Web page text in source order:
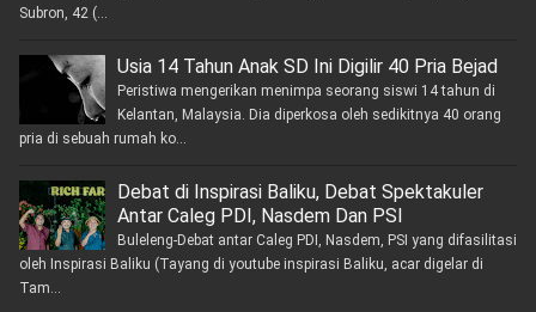
Subron, 42 (...
Usia 14 Tahun Anak SD Ini Digilir 40 Pria Bejad
Peristiwa mengerikan menimpa seorang siswi 14 tahun di
Kelantan, Malaysia. Dia diperkosa oleh sedikitnya 40 orang
pria di sebuah rumah ko...
Debat di Inspirasi Baliku, Debat Spektakuler
Antar Caleg PDI, Nasdem Dan PSI
Buleleng-Debat antar Caleg PDI, Nasdem, PSI yang difasilitasi
oleh Inspirasi Baliku (Tayang di youtube inspirasi Baliku, acar digelar di
Tam...